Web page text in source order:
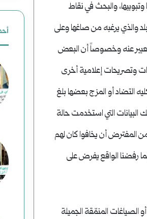
وتبويبها، والبحث في نقاط
والذي يرغبه من صاغها وعلى
عنه وخصوصاً أن البعض
وتصريحات إعلامية أخرى
التضاد أو المزج بعضها بلغ
التي استخدمت حالة
المفترض أن يخافوا كان لهم
رفضنا الواقع يفرض على
الصياغات المنمّقة الجميلة